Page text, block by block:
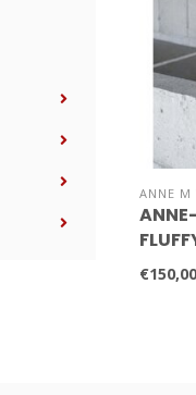
ANNE M
€150,00